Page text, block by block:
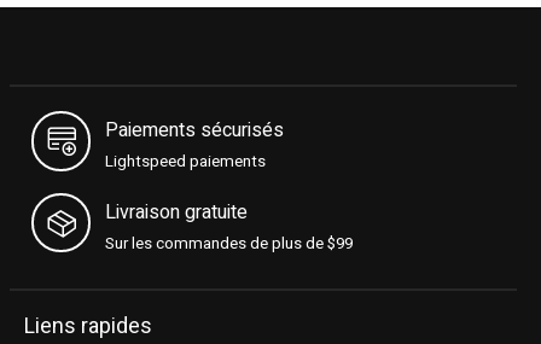
Paiements sécurisés
Lightspeed paiements
Livraison gratuite
Sur les commandes de plus de $99
Liens rapides